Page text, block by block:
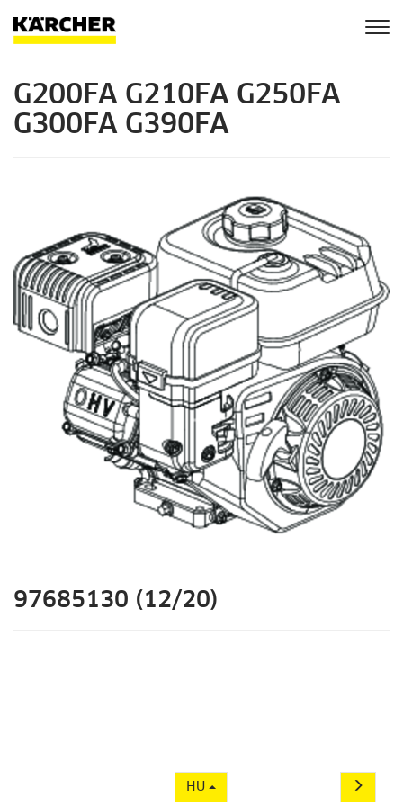
G200FA G210FA G250FA
G300FA G390FA
97685130 (12/20)
HU